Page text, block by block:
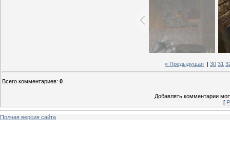
« Предыдущая 30 31
Всего комментариев: 0
Добавлять комментарии
[
Полная версия сайта